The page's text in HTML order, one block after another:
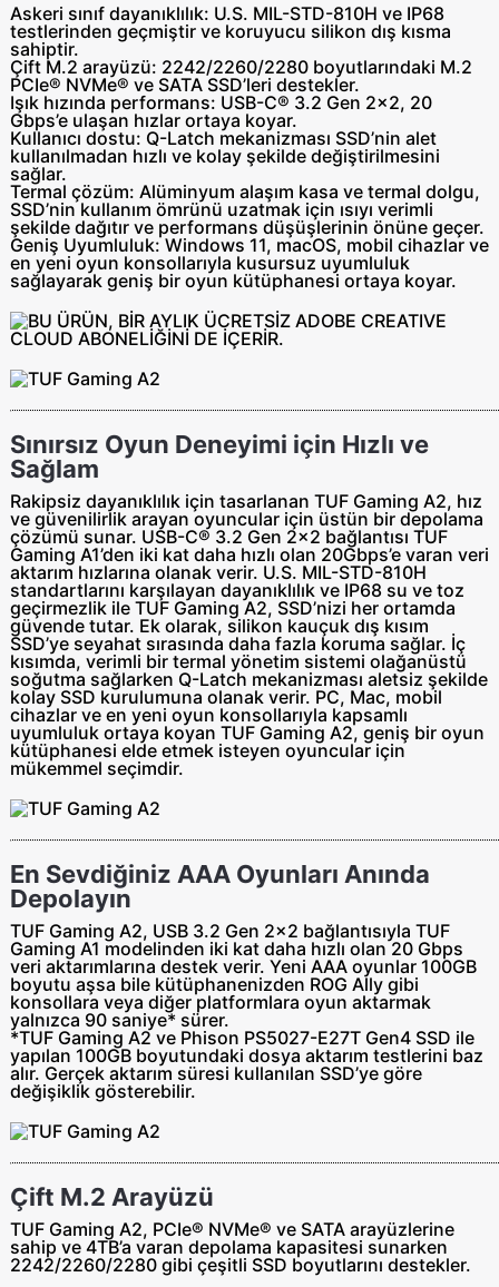
Askeri sınıf dayanıklılık: U.S. MIL-STD-810H ve IP68
testlerinden geçmiştir ve koruyucu silikon dış kısma
sahiptir.
Çift M.2 arayüzü: 2242/2260/2280 boyutlarındaki M.2
PCIe® NVMe® ve SATA SSD’leri destekler.
Işık hızında performans: USB-C® 3.2 Gen 2x2, 20
Gbps’e ulaşan hızlar ortaya koyar.
Kullanıcı dostu: Q-Latch mekanizması SSD’nin alet
kullanılmadan hızlı ve kolay şekilde değiştirilmesini
sağlar.
Termal çözüm: Alüminyum alaşım kasa ve termal dolgu,
SSD’nin kullanım ömrünü uzatmak için ısıyı verimli
şekilde dağıtır ve performans düşüşlerinin önüne geçer.
Geniş Uyumluluk: Windows 11, macOS, mobil cihazlar ve
en yeni oyun konsollarıyla kusursuz uyumluluk
sağlayarak geniş bir oyun kütüphanesi ortaya koyar.
Sınırsız Oyun Deneyimi için Hızlı ve
Sağlam
Rakipsiz dayanıklılık için tasarlanan TUF Gaming A2, hız
ve güvenilirlik arayan oyuncular için üstün bir depolama
çözümü sunar. USB-C® 3.2 Gen 2x2 bağlantısı TUF
Gaming A1’den iki kat daha hızlı olan 20Gbps’e varan veri
aktarım hızlarına olanak verir. U.S. MIL-STD-810H
standartlarını karşılayan dayanıklılık ve IP68 su ve toz
geçirmezlik ile TUF Gaming A2, SSD’nizi her ortamda
güvende tutar. Ek olarak, silikon kauçuk dış kısım
SSD’ye seyahat sırasında daha fazla koruma sağlar. İç
kısımda, verimli bir termal yönetim sistemi olağanüstü
soğutma sağlarken Q-Latch mekanizması aletsiz şekilde
kolay SSD kurulumuna olanak verir. PC, Mac, mobil
cihazlar ve en yeni oyun konsollarıyla kapsamlı
uyumluluk ortaya koyan TUF Gaming A2, geniş bir oyun
kütüphanesi elde etmek isteyen oyuncular için
mükemmel seçimdir.
En Sevdiğiniz AAA Oyunları Anında
Depolayın
TUF Gaming A2, USB 3.2 Gen 2x2 bağlantısıyla TUF
Gaming A1 modelinden iki kat daha hızlı olan 20 Gbps
veri aktarımlarına destek verir. Yeni AAA oyunlar 100GB
boyutu aşsa bile kütüphanenizden ROG Ally gibi
konsollara veya diğer platformlara oyun aktarmak
yalnızca 90 saniye* sürer.
*TUF Gaming A2 ve Phison PS5027-E27T Gen4 SSD ile
yapılan 100GB boyutundaki dosya aktarım testlerini baz
alır. Gerçek aktarım süresi kullanılan SSD’ye göre
değişiklik gösterebilir.
Çift M.2 Arayüzü
TUF Gaming A2, PCIe® NVMe® ve SATA arayüzlerine
sahip ve 4TB’a varan depolama kapasitesi sunarken
2242/2260/2280 gibi çeşitli SSD boyutlarını destekler.